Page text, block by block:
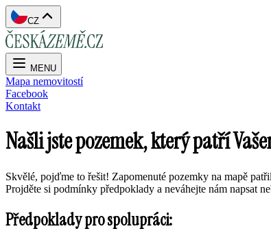
CZ
MENU
Mapa nemovitostí
Facebook
Kontakt
Našli jste pozemek, který patří
Skvělé, pojďme to řešit! Zapomenuté pozemky na mapě
Projděte si podmínky předpoklady a neváhejte nám napsat
Předpoklady pro spolupráci: